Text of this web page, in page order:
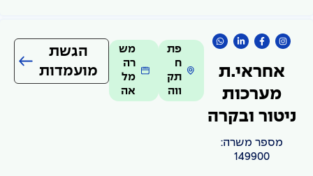
אחראי.ת
מערכות
ניטור ובקרה
מספר משרה:
149900
פת
ח
תק
ווה
מש
רה
מל
אה
הגשת
מועמדות